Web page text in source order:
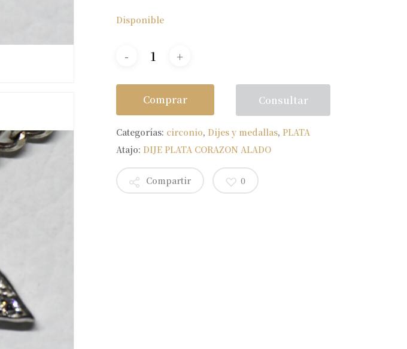
Disponible
Comprar Consultar
Categorías: circonio,Dijes y medallas,PLATA
Atajo:DIJE PLATA CORAZON ALADO
Compartir 0